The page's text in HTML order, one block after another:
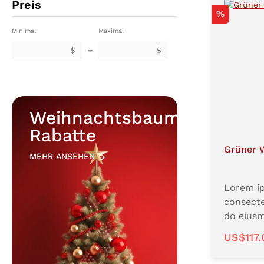
Preis
Minimal
$ –
Maximal
$
Weihnachtsbaum
Rabatte
MEHR ANSEHEN
Rabatt
%
Grüner
Lorem
do
labore
enim ad